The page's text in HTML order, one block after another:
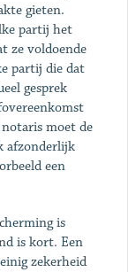
gieten.
partij het
ze voldoende
partij die dat
gesprek
moet de
afzonderlijk
een
is
is kort. Een
zekerheid